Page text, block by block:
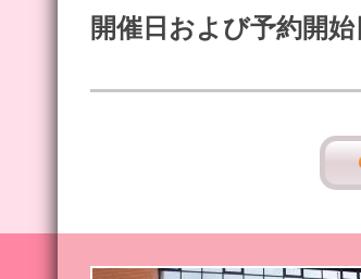
開催日および予約開